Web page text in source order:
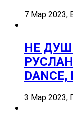
7 Мар 2023,
НЕ
3 Мар 2023,